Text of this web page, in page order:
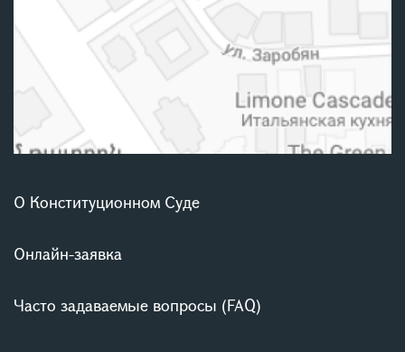
О Конституционном Суде
Онлайн-заявка
Часто задаваемые вопросы (FAQ)